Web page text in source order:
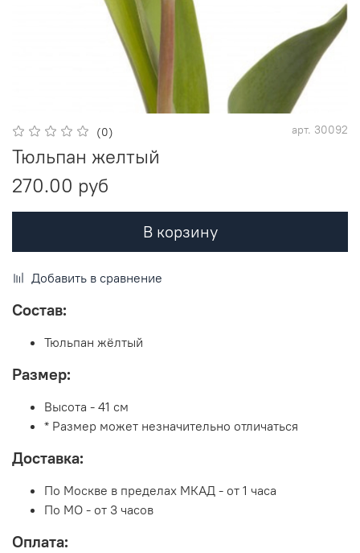
(0) арт. 30092
Тюльпан желтый
270.00 руб
В корзину
Добавить в сравнение
Состав:
Тюльпан жёлтый
Размер:
Высота - 41 см
* Размер может незначительно отличаться
Доставка:
По Москве в пределах МКАД - от 1 часа
По МО - от 3 часов
Оплата: